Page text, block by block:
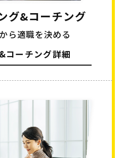
グ&コーチング
ら適職を決める
コーチング詳細